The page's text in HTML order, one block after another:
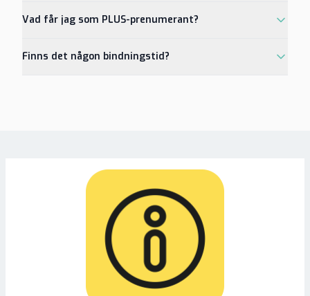
Vad får jag som PLUS-prenumerant?
Finns det någon bindningstid?